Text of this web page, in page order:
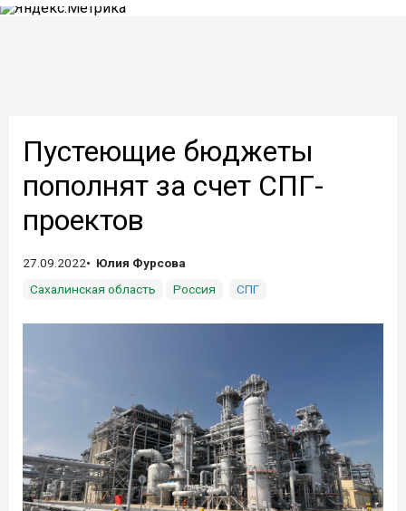
Пустеющие бюджеты
пополнят за счет СПГ-
проектов
27.09.2022
Юлия Фурсова
Сахалинская область
Россия СПГ